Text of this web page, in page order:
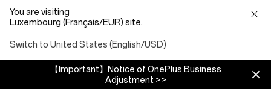
You are visiting
Luxembourg (Français/EUR) site.
Switch to United States (English/USD)
【Important】Notice of OnePlus Business
Adjustment >>